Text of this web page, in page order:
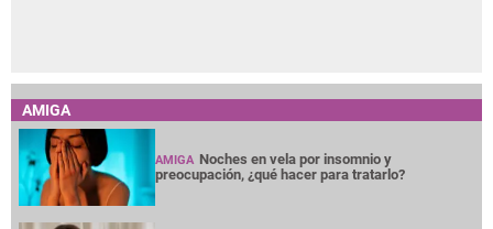
AMIGA
AMIGA Noches en vela por insomnio y
preocupación, ¿qué hacer para tratarlo?